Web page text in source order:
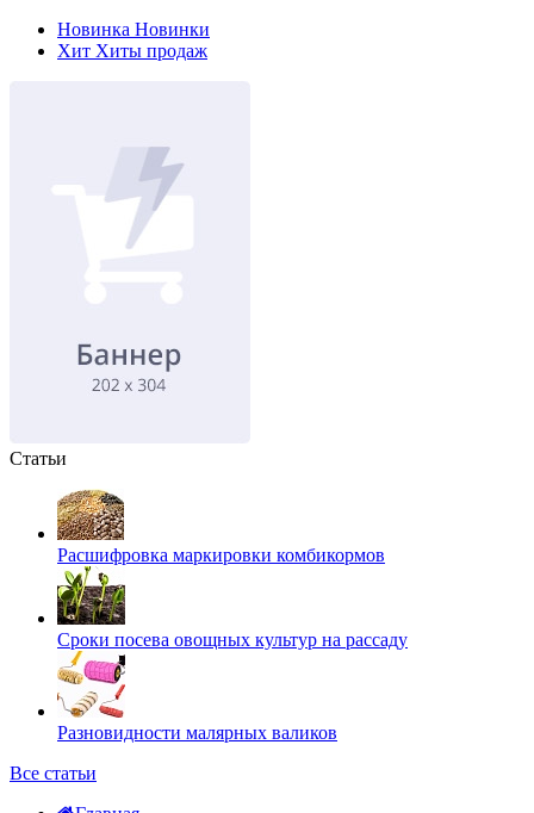
Новинка Новинки
Хит Хиты продаж
Статьи
Расшифровка маркировки комбикормов
Сроки посева овощных культур на рассаду
Разновидности малярных валиков
Все статьи